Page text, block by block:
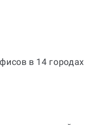
в 14 городах